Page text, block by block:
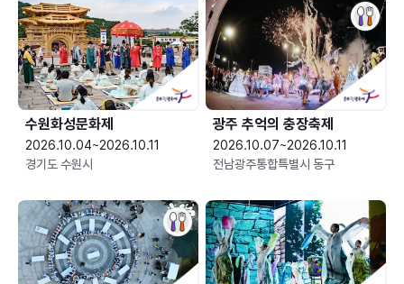
수원화성문화제
2026.10.04~2026.10.11
경기도 수원시
광주 추억의 충장축제
2026.10.07~2026.10.11
전남광주통합특별시 동구